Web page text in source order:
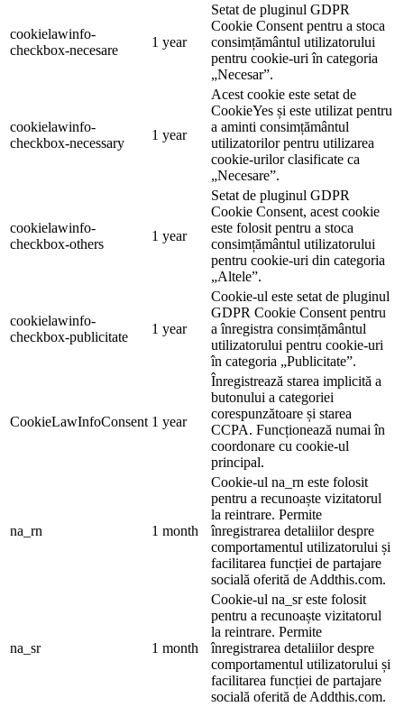
cookielawinfo-
checkbox-necesare
1 year
Setat de pluginul GDPR
Cookie Consent pentru a stoca
consimțământul utilizatorului
pentru cookie-uri în categoria
„Necesar”.
cookielawinfo-
checkbox-necessary
1 year
Acest cookie este setat de
CookieYes și este utilizat pentru
a aminti consimțământul
utilizatorilor pentru utilizarea
cookie-urilor clasificate ca
„Necesare”.
cookielawinfo-
checkbox-others
1 year
Setat de pluginul GDPR
Cookie Consent, acest cookie
este folosit pentru a stoca
consimțământul utilizatorului
pentru cookie-uri din categoria
„Altele”.
cookielawinfo-
checkbox-publicitate
1 year
Cookie-ul este setat de pluginul
GDPR Cookie Consent pentru
a înregistra consimțământul
utilizatorului pentru cookie-uri
în categoria „Publicitate”.
CookieLawInfoConsent 1 year
Înregistrează starea implicită a
butonului a categoriei
corespunzătoare și starea
CCPA. Funcționează numai în
coordonare cu cookie-ul
principal.
na_rn 1 month
Cookie-ul na_rn este folosit
pentru a recunoaște vizitatorul
la reintrare. Permite
înregistrarea detaliilor despre
comportamentul utilizatorului și
facilitarea funcției de partajare
socială oferită de Addthis.com.
na_sr 1 month
Cookie-ul na_sr este folosit
pentru a recunoaște vizitatorul
la reintrare. Permite
înregistrarea detaliilor despre
comportamentul utilizatorului și
facilitarea funcției de partajare
socială oferită de Addthis.com.